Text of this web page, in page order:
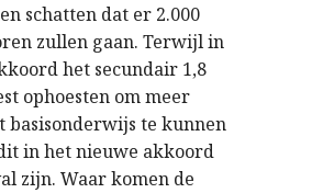
schatten dat er 2.000
zullen gaan. Terwijl in
het secundair 1,8
ophoesten om meer
basisonderwijs te kunnen
in het nieuwe akkoord
zijn. Waar komen de